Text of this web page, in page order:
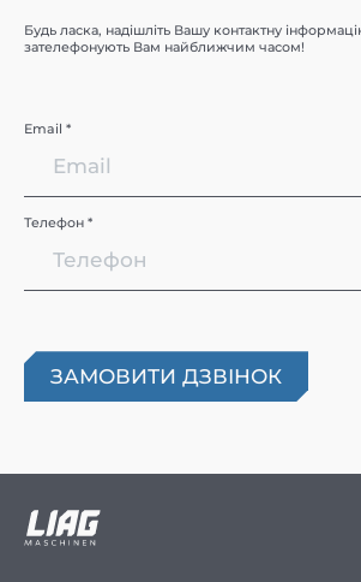
Будь ласка, надішліть Вашу контактну
зателефонують Вам найближчим часом!
Email *
Телефон *